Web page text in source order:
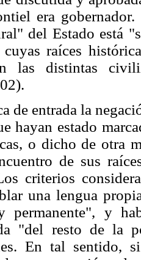
era
del Estado está
cuyas raíces
las distintas
de entrada la
hayan estado
o dicho de otra
de sus
criterios
una lengua
permanente", y
"del resto de la
En tal sentido,